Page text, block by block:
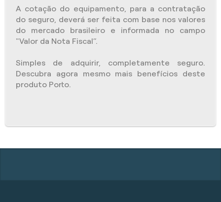
A cotação do equipamento, para a contratação
do seguro, deverá ser feita com base nos valores
do mercado brasileiro e informada no campo
"Valor da Nota Fiscal”.
Simples de adquirir, completamente seguro.
Descubra agora mesmo mais benefícios deste
produto Porto.